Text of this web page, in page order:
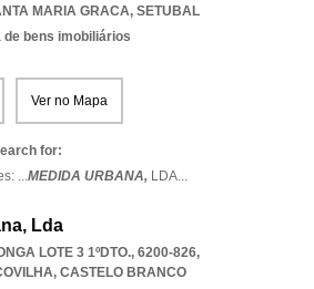
MARIA GRACA, SETUBAL
de bens imobiliários
Ver no Mapa
for:
...MEDIDA URBANA, LDA...
Lda
LOTE 3 1ºDTO., 6200-826,
, CASTELO BRANCO